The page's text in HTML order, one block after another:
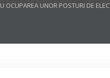
UNOR POSTURI DE